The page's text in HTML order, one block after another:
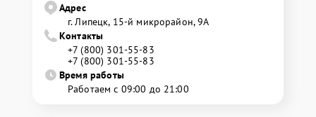
Адрес
г. Липецк, 15-й микрорайон, 9А
Контакты
+7 (800) 301-55-83
+7 (800) 301-55-83
Время работы
Работаем с 09:00 до 21:00